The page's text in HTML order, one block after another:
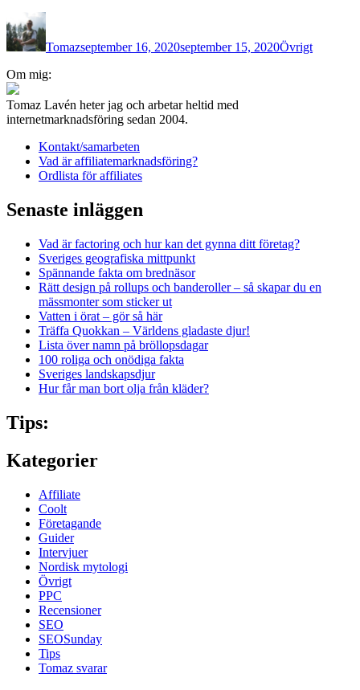
Författare
Tomazseptember 16, 2020september 15, 2020Övrigt
Om mig:
Tomaz Lavén heter jag och arbetar heltid med
internetmarknadsföring sedan 2004.
Kontakt/samarbeten
Vad är affiliatemarknadsföring?
Ordlista för affiliates
Senaste inläggen
Vad är factoring och hur kan det gynna ditt företag?
Sveriges geografiska mittpunkt
Spännande fakta om brednäsor
Rätt design på rollups och banderoller – så skapar du en
mässmonter som sticker ut
Vatten i örat – gör så här
Träffa Quokkan – Världens gladaste djur!
Lista över namn på bröllopsdagar
100 roliga och onödiga fakta
Sveriges landskapsdjur
Hur får man bort olja från kläder?
Tips:
Kategorier
Affiliate
Coolt
Företagande
Guider
Intervjuer
Nordisk mytologi
Övrigt
PPC
Recensioner
SEO
SEOSunday
Tips
Tomaz svarar